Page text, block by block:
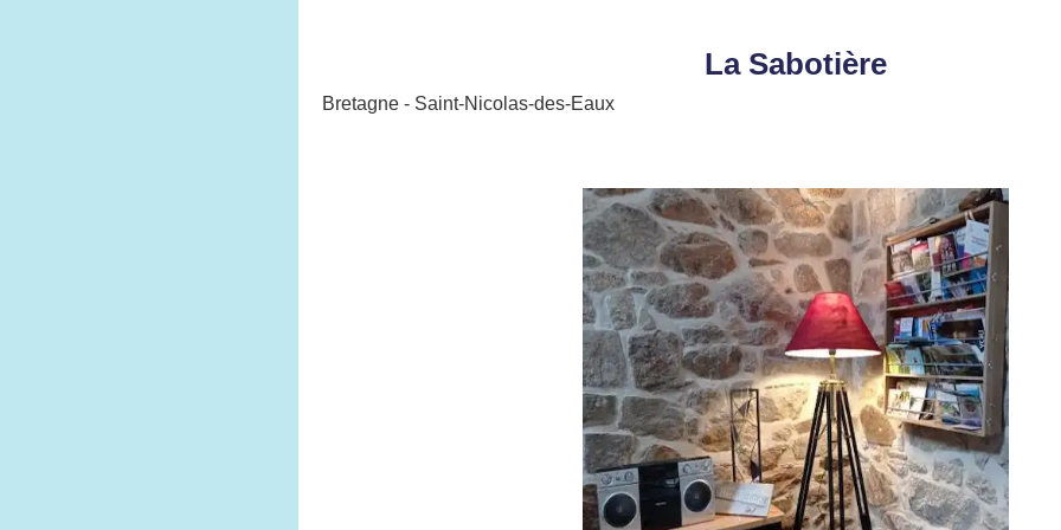
La Sabotière
Bretagne - Saint-Nicolas-des-Eaux